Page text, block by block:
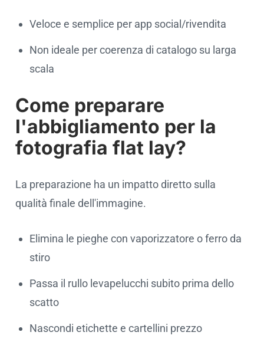
Veloce e semplice per app social/rivendita
Non ideale per coerenza di catalogo su larga
scala
Come preparare
l'abbigliamento per la
fotografia flat lay?
La preparazione ha un impatto diretto sulla
qualità finale dell'immagine.
Elimina le pieghe con vaporizzatore o ferro da
stiro
Passa il rullo levapelucchi subito prima dello
scatto
Nascondi etichette e cartellini prezzo